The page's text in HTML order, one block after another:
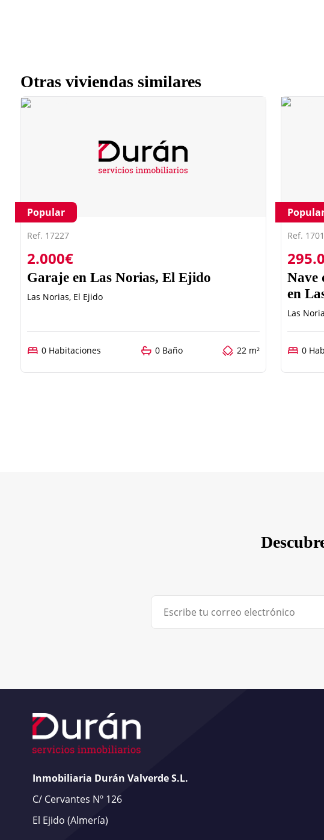
Otras viviendas similares
Popular
Ref. 17227
2.000€
Garaje en Las Norias, El Ejido
Las Norias, El Ejido
0 Habitaciones 0 Baño 22 m²
Ref.
Nave
en
Las
0
Inmobiliaria Durán Valverde S.L.
C/ Cervantes Nº 126
El Ejido (Almería)